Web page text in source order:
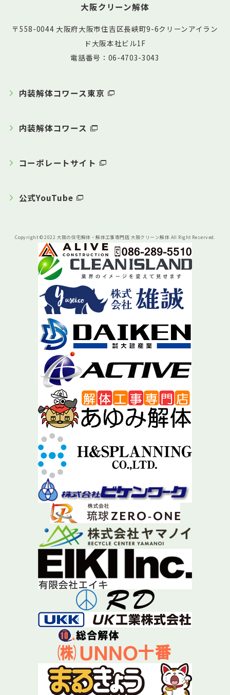
大阪クリーン解体
〒558-0044 大阪府大阪市住吉区長峡町9-6クリーンアイラン
ド大阪本社ビル1F
電話番号：06-4703-3043
内装解体コワース東京
内装解体コワース
コーポレートサイト
公式YouTube
Copyright © 2022 大阪の住宅解体・解体工事専門店 大阪クリーン解体 All Right Reserved.